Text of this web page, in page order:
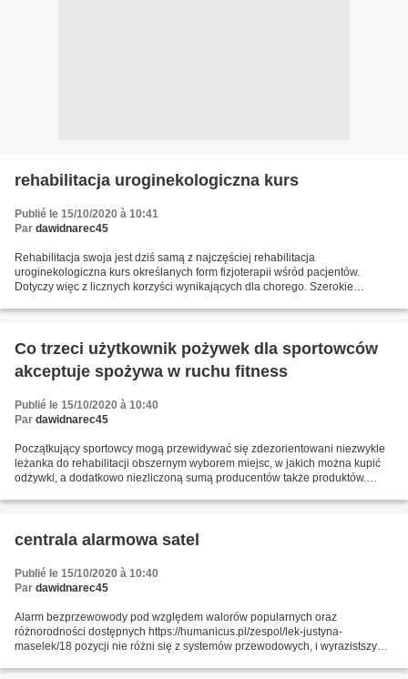
rehabilitacja uroginekologiczna kurs
Publié le 15/10/2020 à 10:41
Par dawidnarec45
Rehabilitacja swoja jest dziś samą z najczęściej rehabilitacja
uroginekologiczna kurs określanych form fizjoterapii wśród pacjentów.
Dotyczy więc z licznych korzyści wynikających dla chorego. Szerokie
Co trzeci użytkownik pożywek dla sportowców
akceptuje spożywa w ruchu fitness
Publié le 15/10/2020 à 10:40
Par dawidnarec45
Początkujący sportowcy mogą przewidywać się zdezorientowani niezwykle
leżanka do rehabilitacji obszernym wyborem miejsc, w jakich można kupić
odżywki, a dodatkowo niezliczoną sumą producentów także produktów.
centrala alarmowa satel
Publié le 15/10/2020 à 10:40
Par dawidnarec45
Alarm bezprzewowody pod względem walorów popularnych oraz
różnorodności dostępnych https://humanicus.pl/zespol/lek-justyna-
maselek/18 pozycji nie różni się z systemów przewodowych, i wyrazistszy